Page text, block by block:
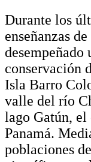
Durante los
enseñanzas
desempeñado
conservación
Isla Barro
valle del río
lago Gatún,
Panamá.
poblaciones